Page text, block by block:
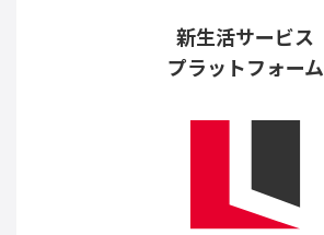
新生活サービス
プラットフォーム